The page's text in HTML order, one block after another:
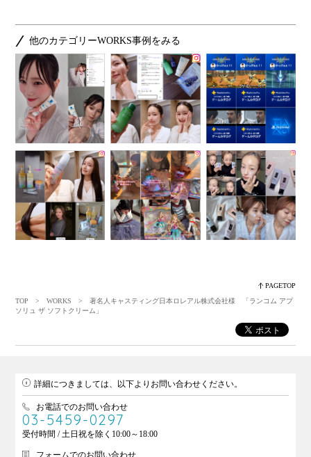
他のカテゴリーWORKS事例をみる
PAGETOP
TOP
>WORKS
> 著名人キャスティング日本ロレアル株式会社様 「ランコム アプ
ソリュ ザ ソフトクリーム」
詳細につきましては、以下よりお問い合わせください。
お電話でのお問い合わせ
03-5459-0297
受付時間 / 土日祝を除く10:00～18:00